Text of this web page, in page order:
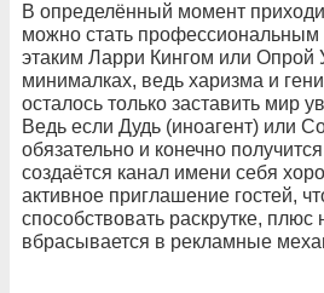
В определённый момент
можно стать
этаким Ларри Кингом или Опрой
минималках, ведь харизма и
осталось только заставить мир
Ведь если Дудь (иноагент) или
обязательно и конечно
создаётся канал имени себя
активное приглашение гостей,
способствовать раскрутке, плюс
вбрасывается в рекламные